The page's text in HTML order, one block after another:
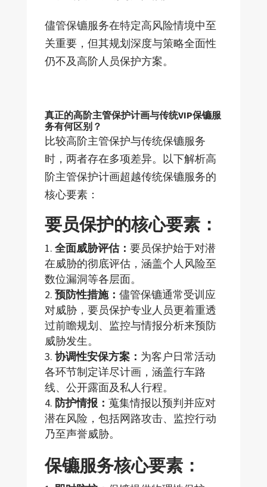
儘管保镳服务在特定高风险情境中至
关重要，但其规划深度与策略全面性
仍不及高阶人员保护方案。
真正的高阶主管保护计画与传统VIP保镳服
务有何区别？
比较高阶主管保护与传统保镳服务
时，两者存在多项差异。以下解析高
阶主管保护计画超越传统保镳服务的
核心要素：
要员保护的核心要素：
全面威胁评估： 要员保护始于对潜
在威胁的彻底评估，涵盖个人风险至
数位漏洞等各层面。
预防性措施： 儘管保镳通常受训应
对威胁，要员保护专业人员更着重透
过前瞻规划、监控与情报分析来预防
威胁发生。
协调性安保方案： 为客户日常活动
各环节制定详尽计画，涵盖行车路
线、公开露面及私人行程。
防护情报： 蒐集情报以预判并应对
潜在风险，包括网路攻击、监控行动
乃至声誉威胁。
保镳服务核心要素：